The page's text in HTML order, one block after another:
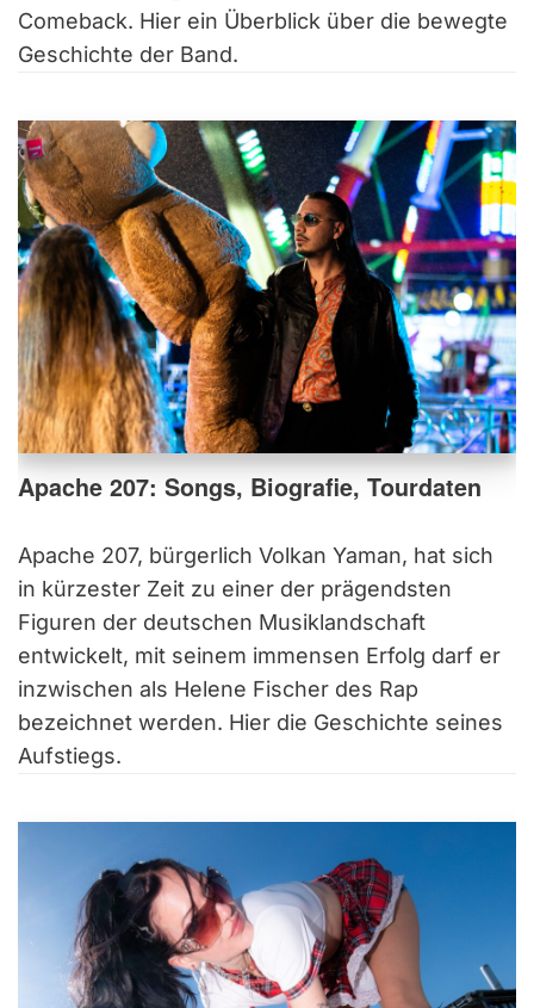
Comeback. Hier ein Überblick über die bewegte
Geschichte der Band.
Apache 207: Songs, Biografie, Tourdaten
Apache 207, bürgerlich Volkan Yaman, hat sich
in kürzester Zeit zu einer der prägendsten
Figuren der deutschen Musiklandschaft
entwickelt, mit seinem immensen Erfolg darf er
inzwischen als Helene Fischer des Rap
bezeichnet werden. Hier die Geschichte seines
Aufstiegs.